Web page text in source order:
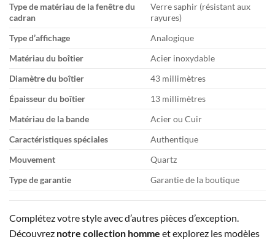
Type de matériau de la fenêtre du
cadran
Verre saphir (résistant aux
rayures)
Type d’affichage
Analogique
Matériau du boîtier
Acier inoxydable
Diamètre du boîtier
43 millimètres
Épaisseur du boîtier
13 millimètres
Matériau de la bande
Acier ou Cuir
Caractéristiques spéciales
Authentique
Mouvement
Quartz
Type de garantie
Garantie de la boutique
Complétez votre style avec d’autres pièces d’exception.
Découvrez notre collection homme et explorez les modèles